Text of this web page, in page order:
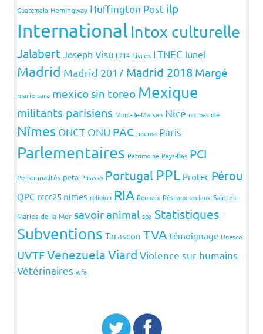
Guatemala Hemingway Huffington Post ilp
International Intox culturelle
Jalabert Joseph Visu L214 Livres LTNEC lunel
Madrid Madrid 2017 Madrid 2018 Margé
marie sara mexico sin toreo Mexique
militants parisiens Mont-de-Marsan Nice no mas olé
Nîmes ONCT ONU PAC pacma Paris
Parlementaires Patrimoine Pays-Bas PCI
Personnalités peta Picasso Portugal PPL Protec Pérou
QPC rcrc25 nimes religion RIA Roubaix Réseaux sociaux Saintes-
Maries-de-la-Mer savoir animal spa Statistiques
Subventions Tarascon TVA témoignage Unesco
UVTFVenezuelaViard Violence sur humains
Vétérinaires wfa